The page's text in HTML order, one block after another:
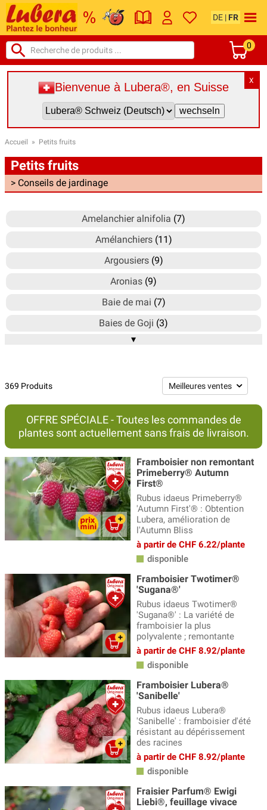
DE | FR
0
X
Bienvenue à Lubera®, en Suisse
Accueil » Petits fruits
Petits fruits
> Conseils de jardinage
Amelanchier alnifolia (7)
Amélanchiers(11)
Argousiers(9)
Aronias (9)
Baie de mai (7)
Baies de Goji (3)
Canneberge à gros fruits
Cassis et groseilles à grappes(41)
Chalefs - Pointilla(11)
Feijoas(2)
Fraisiers(19)
Framboises(43)
Fruitiers sauvages
Fruits de la passion(7)
Groseilliers à maquereau(14)
Groseilliers dorés
(5)
Houblons
(8)
Kit d'autosuffisance en baies
(18)
Les baies superfood(78)
Lubera Lowberries(13)
Mûres
Myrtilliers(37)
Petits fruits en grands sujets (17)
Petits fruits par lots (-20%) (2)
Petits fruits sur tige (15)
Plantes aromatiques (7)
▾
369 Produits
OFFRE SPÉCIALE - Toutes les commandes de
plantes sont actuellement sans frais de livraison.
Framboisier non remontant
Primeberry® Autumn
First®
Rubus idaeus Primeberry®
'Autumn First'® : Obtention
Lubera, amélioration de
l'Autumn Bliss
à partir de CHF 6.22/plante
disponible
Framboisier Twotimer®
'Sugana®'
Rubus idaeus Twotimer®
'Sugana®' : La variété de
framboisier la plus
polyvalente ; remontante
à partir de CHF 8.92/plante
disponible
Framboisier Lubera®
'Sanibelle'
Rubus idaeus Lubera®
'Sanibelle' : framboisier d'été
résistant au dépérissement
des racines
à partir de CHF 8.92/plante
disponible
Fraisier Parfum® Ewigi
Liebi®, feuillage vivace